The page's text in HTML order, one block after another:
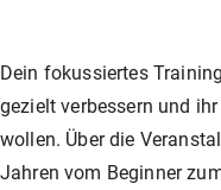
Dein fokussiertes
gezielt verbessern und
wollen. Über die
Jahren vom Beginner